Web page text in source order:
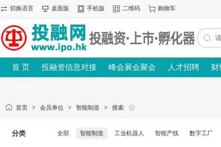
切换语言 桌面版 手机版 二维码 购物车
首 页 投融资信息对接 峰会展会聚会 人才招聘 财
首页 > 会员单位 > 智能制造 > 搜索
分类 全部 智能制造 工业机器人 智能产线 数字工厂